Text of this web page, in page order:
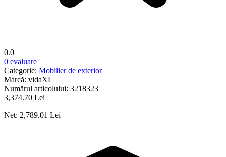
0.0
0 evaluare
Categorie: Mobilier de exterior
Marcă: vidaXL
Numărul articolului: 3218323
3,374.70 Lei
Net: 2,789.01 Lei